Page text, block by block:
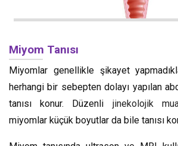
Miyom Tanısı
Miyomlar genellikle şikayet
herhangi bir sebepten dolayı yapılan
tanısı konur. Düzenli jinekolojik
miyomlar küçük boyutlar da bile tanısı